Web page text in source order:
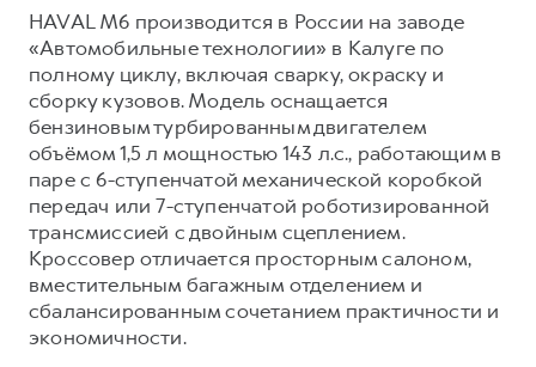
HAVAL M6 производится в России на заводе
«Автомобильные технологии» в Калуге по
полному циклу, включая сварку, окраску и
сборку кузовов. Модель оснащается
бензиновым турбированным двигателем
объёмом 1,5 л мощностью 143 л.с., работающим в
паре с 6-ступенчатой механической коробкой
передач или 7-ступенчатой роботизированной
трансмиссией с двойным сцеплением.
Кроссовер отличается просторным салоном,
вместительным багажным отделением и
сбалансированным сочетанием практичности и
экономичности.